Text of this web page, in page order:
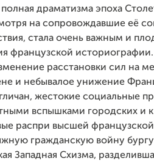
драматизма эпоха
на сопровождавшие её
стала очень важным и
французской историографии.
расстановки сил на
и небывалое унижение
жестокие социальные
вспышками городских и
распри высшей французской
гражданскую войну
Западная Схизма,